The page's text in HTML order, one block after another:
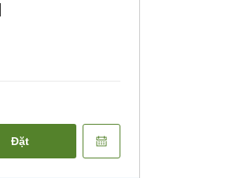
Đặt